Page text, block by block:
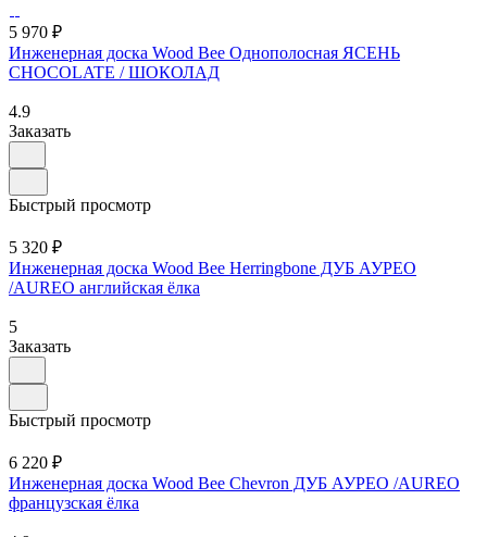
5 970 ₽
Инженерная доска Wood Bee Однополосная ЯСЕНЬ
CHOCOLATE / ШОКОЛАД
4.9
Заказать
Быстрый просмотр
5 320 ₽
Инженерная доска Wood Bee Herringbone ДУБ АУРЕО
/AUREO английская ёлка
5
Заказать
Быстрый просмотр
6 220 ₽
Инженерная доска Wood Bee Chevron ДУБ АУРЕО /AUREO
французская ёлка